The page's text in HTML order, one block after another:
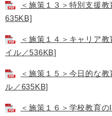
＜施策１３＞特別支援
635KB]
＜施策１４＞キャリア
イル／536KB]
＜施策１５＞今日的な
ル／635KB]
＜施策１６＞学校教育